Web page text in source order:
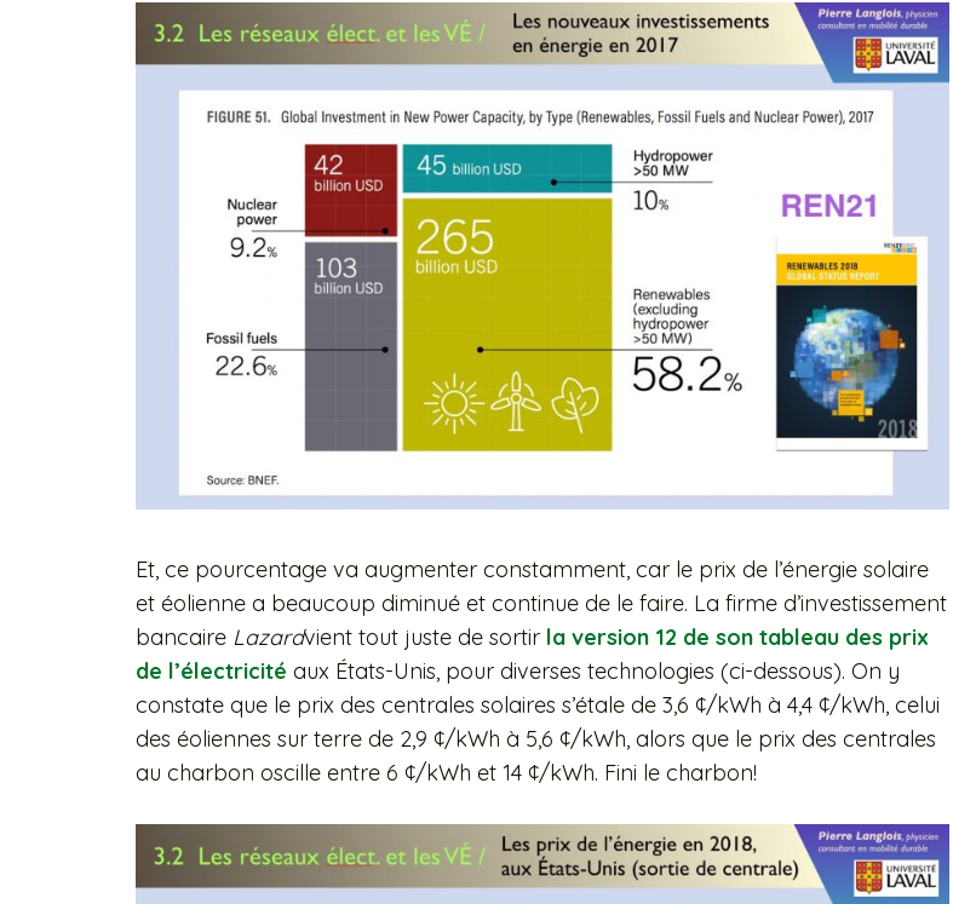
Et, ce pourcentage va augmenter constamment, car le prix de l’énergie solaire
et éolienne a beaucoup diminué et continue de le faire. La firme d’investissement
bancaire Lazardvient tout juste de sortir la version 12 de son tableau des prix
de l’électricité aux États-Unis, pour diverses technologies (ci-dessous). On y
constate que le prix des centrales solaires s’étale de 3,6 ¢/kWh à 4,4 ¢/kWh, celui
des éoliennes sur terre de 2,9 ¢/kWh à 5,6 ¢/kWh, alors que le prix des centrales
au charbon oscille entre 6 ¢/kWh et 14 ¢/kWh. Fini le charbon!